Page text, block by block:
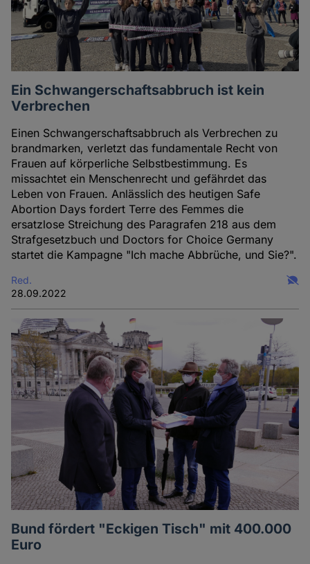
Ein Schwangerschaftsabbruch ist kein
Verbrechen
Einen Schwangerschaftsabbruch als Verbrechen zu
brandmarken, verletzt das fundamentale Recht von
Frauen auf körperliche Selbstbestimmung. Es
missachtet ein Menschenrecht und gefährdet das
Leben von Frauen. Anlässlich des heutigen Safe
Abortion Days fordert Terre des Femmes die
ersatzlose Streichung des Paragrafen 218 aus dem
Strafgesetzbuch und Doctors for Choice Germany
startet die Kampagne "Ich mache Abbrüche, und Sie?".
Red.
28.09.2022
Bund fördert "Eckigen Tisch" mit 400.000
Euro